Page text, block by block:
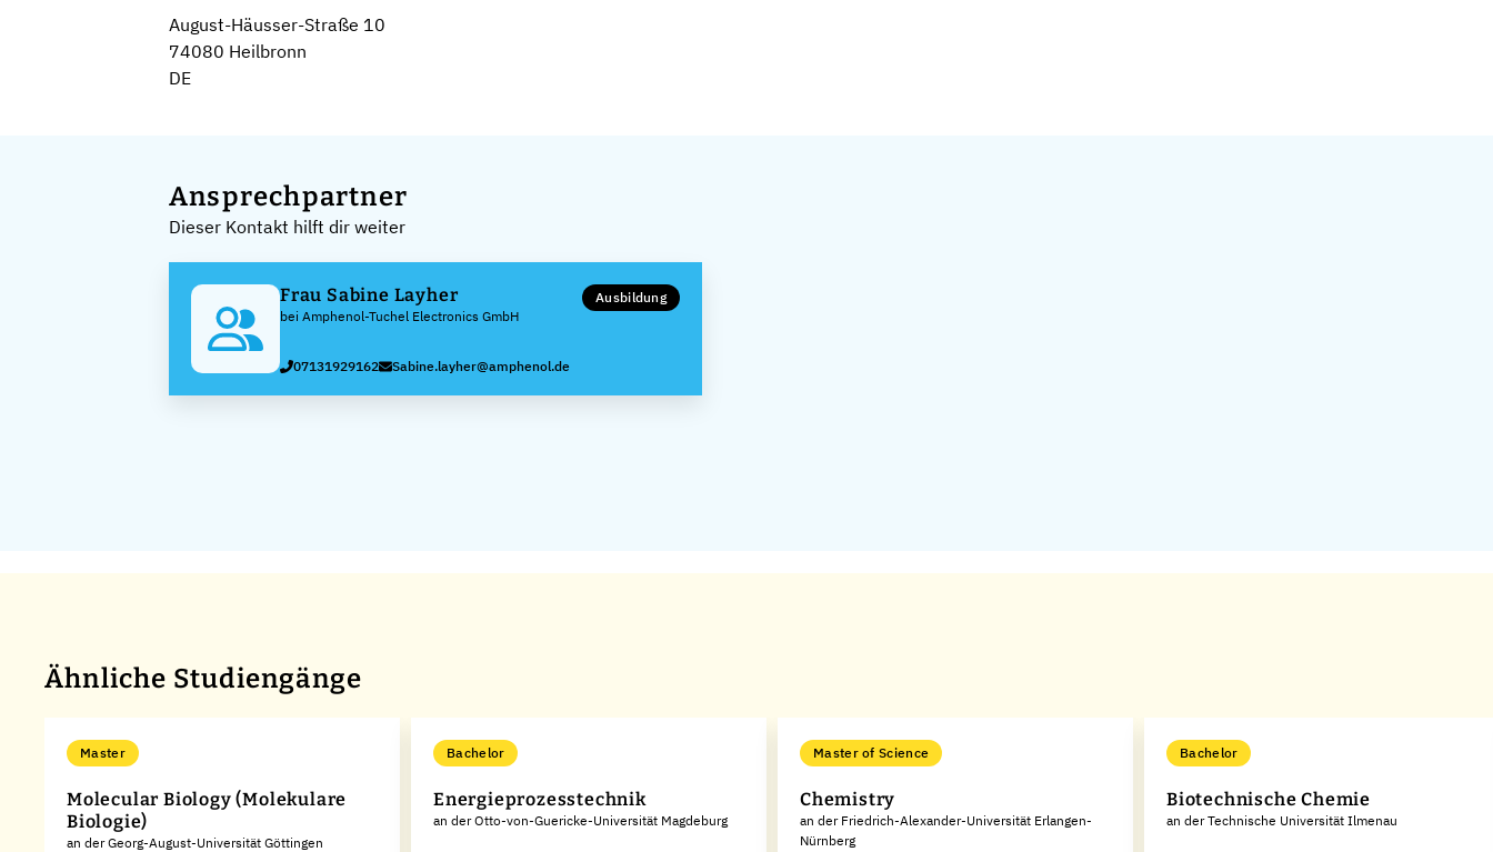
August-Häusser-Straße 10
74080 Heilbronn
DE
Ansprechpartner
Dieser Kontakt hilft dir weiter
Frau Sabine Layher
bei Amphenol-Tuchel Electronics GmbH
Ausbildung
07131929162 Sabine.layher@amphenol.de
Ähnliche Studiengänge
Master
Molecular Biology (Molekulare
Biologie)
an der Georg-August-Universität Göttingen
Bachelor
Energieprozesstechnik
an der Otto-von-Guericke-Universität Magdeburg
Master of Science
Chemistry
an der Friedrich-Alexander-Universität Erlangen-
Nürnberg
Bachelor
Biotechnische Chemie
an der Technische Universität Ilmenau